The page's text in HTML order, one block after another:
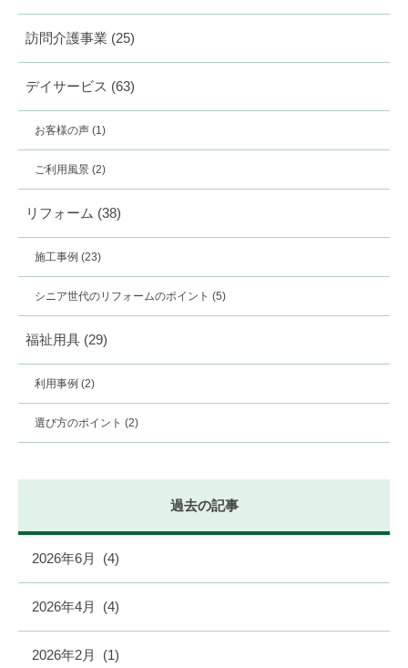
訪問介護事業 (25)
デイサービス (63)
お客様の声 (1)
ご利用風景 (2)
リフォーム (38)
施工事例 (23)
シニア世代のリフォームのポイント (5)
福祉用具 (29)
利用事例 (2)
選び方のポイント (2)
過去の記事
2026年6月 (4)
2026年4月 (4)
2026年2月 (1)